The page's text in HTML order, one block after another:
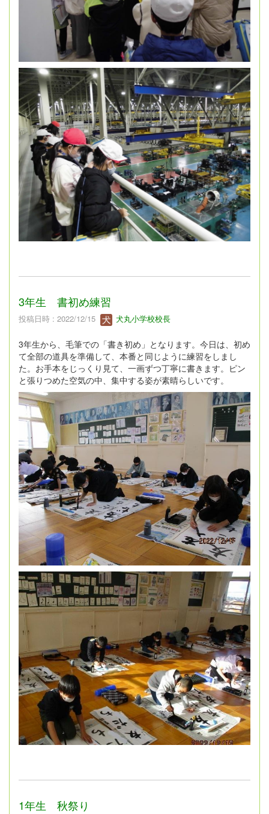
3年生 書初め練習
投稿日時 : 2022/12/15 犬丸小学校校長
3年生から、毛筆での「書き初め」となります。今日は、初め
て全部の道具を準備して、本番と同じように練習をしまし
た。お手本をじっくり見て、一画ずつ丁寧に書きます。ピン
と張りつめた空気の中、集中する姿が素晴らしいです。
1年生 秋祭り